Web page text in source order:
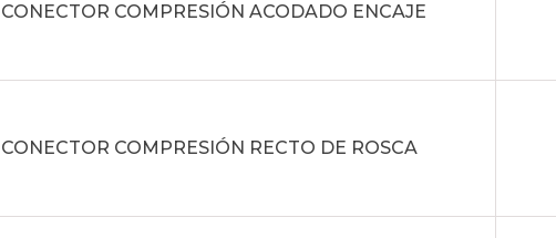
CONECTOR COMPRESIÓN ACODADO ENCAJE
CONECTOR COMPRESIÓN RECTO DE ROSCA